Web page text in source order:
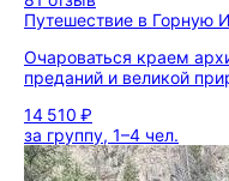
Путешествие в Горную
Очароваться краем
преданий и великой
14 510 ₽
за группу, 1–4 чел.